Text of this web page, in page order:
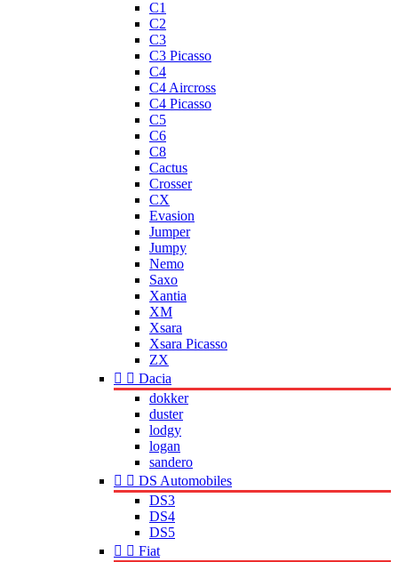
C1
C2
C3
C3 Picasso
C4
C4 Aircross
C4 Picasso
C5
C6
C8
Cactus
Crosser
CX
Evasion
Jumper
Jumpy
Nemo
Saxo
Xantia
XM
Xsara
Xsara Picasso
ZX
  Dacia
dokker
duster
lodgy
logan
sandero
  DS Automobiles
DS3
DS4
DS5
  Fiat